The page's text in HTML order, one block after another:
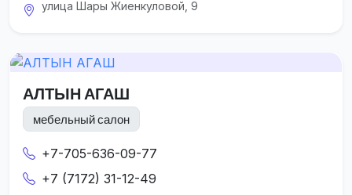
улица Шары Жиенкуловой, 9
АЛТЫН АГАШ
мебельный салон
+7-705-636-09-77
+7 (7172) 31-12-49